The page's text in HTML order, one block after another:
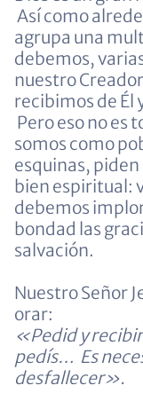
Así como
agrupa una
debemos,
nuestro
recibimos de Él
Pero eso no es
somos como
esquinas,
bien espiritual:
debemos
bondad las
salvación.
Nuestro Señor
orar:
«Pedid y
pedís… Es
desfallecer».